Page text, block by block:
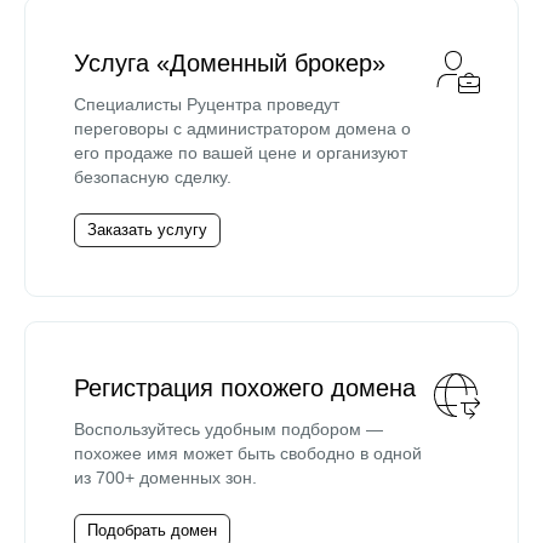
Услуга «Доменный брокер»
Специалисты Руцентра проведут
переговоры с администратором домена о
его продаже по вашей цене и организуют
безопасную сделку.
Заказать услугу
Регистрация похожего домена
Воспользуйтесь удобным подбором —
похожее имя может быть свободно в одной
из 700+ доменных зон.
Подобрать домен